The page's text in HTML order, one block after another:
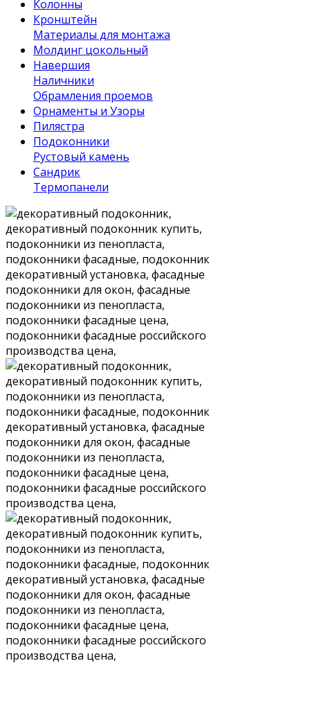
Колонны
Кронштейн
Материалы для монтажа
Молдинг цокольный
Навершия
Наличники
Обрамления проемов
Орнаменты и Узоры
Пилястра
Подоконники
Рустовый камень
Сандрик
Термопанели